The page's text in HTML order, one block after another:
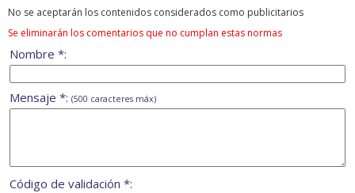
No se aceptarán los contenidos considerados como publicitarios
Se eliminarán los comentarios que no cumplan estas normas
Nombre *:
Mensaje *: (500 caracteres máx)
Código de validación *: